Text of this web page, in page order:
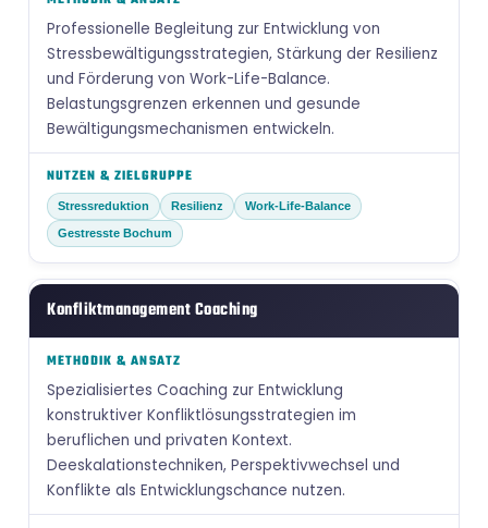
Professionelle Begleitung zur Entwicklung von
Stressbewältigungsstrategien, Stärkung der Resilienz
und Förderung von Work-Life-Balance.
Belastungsgrenzen erkennen und gesunde
Bewältigungsmechanismen entwickeln.
Stressreduktion Resilienz Work-Life-Balance
Gestresste Bochum
Konfliktmanagement Coaching
Spezialisiertes Coaching zur Entwicklung
konstruktiver Konfliktlösungsstrategien im
beruflichen und privaten Kontext.
Deeskalationstechniken, Perspektivwechsel und
Konflikte als Entwicklungschance nutzen.